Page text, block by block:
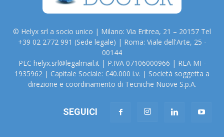
© Helyx srl a socio unico | Milano: Via Eritrea, 21 – 20157 Tel
+39 02 2772 991 (Sede legale) | Roma: Viale dell'Arte, 25 -
00144
PEC helyx.srl@legalmail.it | P.IVA 07106000966 | REA MI -
1935962 | Capitale Sociale: €40.000 i.v. | Società soggetta a
direzione e coordinamento di Tecniche Nuove S.p.A.
SEGUICI